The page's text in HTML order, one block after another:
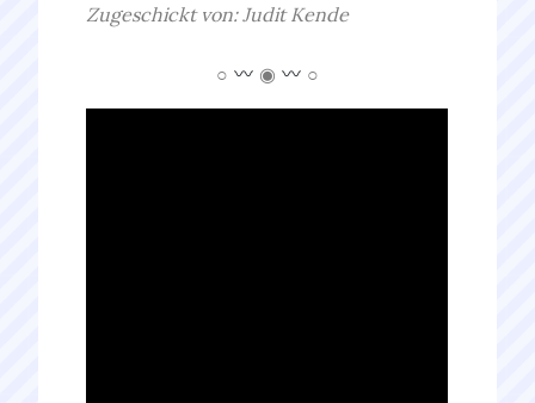
Zugeschickt von: Judit Kende
○ ◉ ○